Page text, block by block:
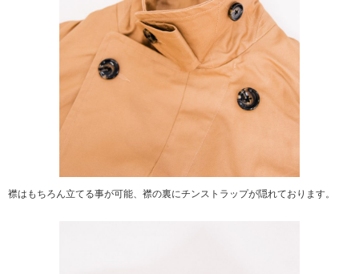
襟はもちろん立てる事が可能、襟の裏にチンストラップが隠れております。